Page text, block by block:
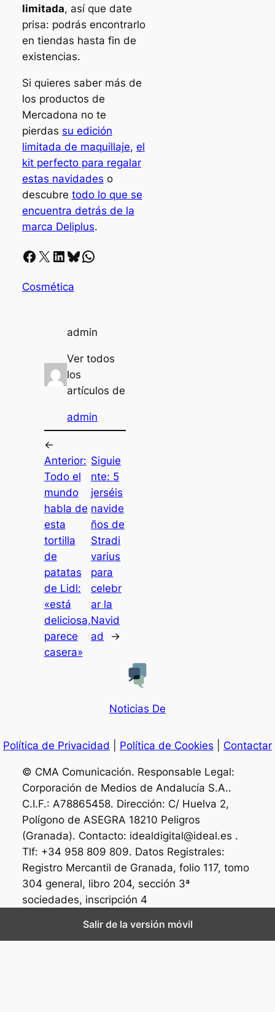
limitada, así que date
prisa: podrás encontrarlo
en tiendas hasta fin de
existencias.
Si quieres saber más de
los productos de
Mercadona no te
pierdas su edición
limitada de maquillaje, el
kit perfecto para regalar
estas navidades o
descubre todo lo que se
encuentra detrás de la
marca Deliplus.
Facebook X LinkedIn Bluesky Whatsapp
Cosmética
admin
Ver todos
los
artículos de
admin
←
Anterior:
Todo el
mundo
habla de
esta
tortilla
de
patatas
de Lidl:
«está
deliciosa,
parece
casera»
Siguie
nte: 5
jerséis
navide
ños de
Stradi
varius
para
celebr
ar la
Navid
ad
→
Noticias De
Política de Privacidad Política de Cookies Contactar
© CMA Comunicación. Responsable Legal:
Corporación de Medios de Andalucía S.A..
C.I.F.: A78865458. Dirección: C/ Huelva 2,
Polígono de ASEGRA 18210 Peligros
(Granada). Contacto: idealdigital@ideal.es .
Tlf: +34 958 809 809. Datos Registrales:
Registro Mercantil de Granada, folio 117, tomo
304 general, libro 204, sección 3ª
sociedades, inscripción 4
Salir de la versión móvil